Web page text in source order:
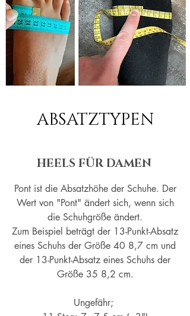
ABSATZTYPEN
HEELS FÜR DAMEN
Pont ist die Absatzhöhe der Schuhe. Der
Wert von "Pont" ändert sich, wenn sich
die Schuhgröße ändert.
Zum Beispiel beträgt der 13-Punkt-Absatz
eines Schuhs der Größe 40 8,7 cm und
der 13-Punkt-Absatz eines Schuhs der
Größe 35 8,2 cm.
Ungefähr;